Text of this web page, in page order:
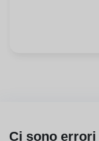
Ci sono